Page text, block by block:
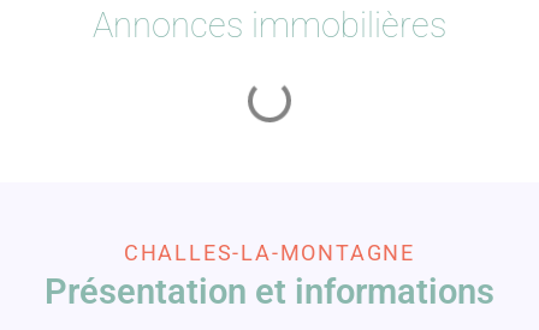
Annonces immobilières
CHALLES-LA-MONTAGNE
Présentation et informations